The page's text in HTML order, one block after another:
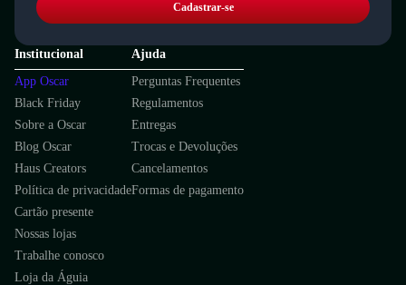
Cadastrar-se
Institucional
App Oscar
Black Friday
Sobre a Oscar
Blog Oscar
Haus Creators
Política de privacidade
Cartão presente
Nossas lojas
Trabalhe conosco
Loja da Águia
Ajuda
Perguntas Frequentes
Regulamentos
Entregas
Trocas e Devoluções
Cancelamentos
Formas de pagamento